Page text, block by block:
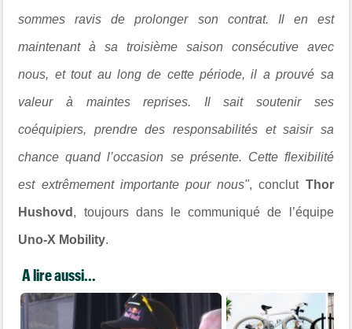
sommes ravis de prolonger son contrat. Il en est
maintenant à sa troisième saison consécutive avec
nous, et tout au long de cette période, il a prouvé sa
valeur à maintes reprises. Il sait soutenir ses
coéquipiers, prendre des responsabilités et saisir sa
chance quand l’occasion se présente. Cette flexibilité
est extrêmement importante pour nous", conclut Thor
Hushovd , toujours dans le communiqué de l’équipe
Uno-X Mobility.
A lire aussi...